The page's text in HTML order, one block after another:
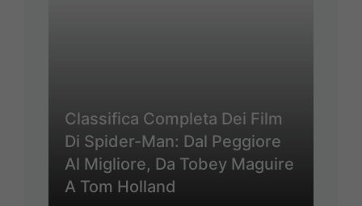
Classifica Completa Dei Film
Di Spider-Man: Dal Peggiore
Al Migliore, Da Tobey Maguire
A Tom Holland